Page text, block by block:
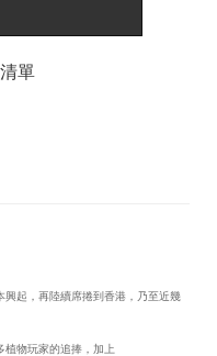
單
起，再陸續席捲到香港，乃至近幾
植物玩家的追捧，加上